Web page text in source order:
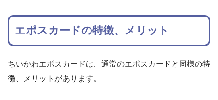
エポスカードの特徴、メリット
ちいかわエポスカードは、通常のエポスカードと同様の特
徴、メリットがあります。